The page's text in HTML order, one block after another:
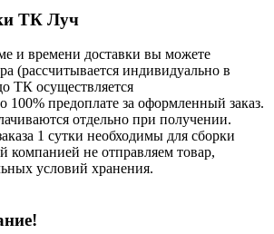
ТК Луч
и времени доставки вы можете
(рассчитывается индивидуально в
ТК осуществляется
100% предоплате за оформленный заказ.
отдельно при получении.
1 сутки необходимы для сборки
компанией не отправляем товар,
условий хранения.